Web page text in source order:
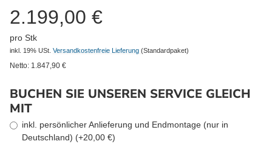
2.199,00 €
pro Stk
inkl. 19% USt. Versandkostenfreie Lieferung (Standardpaket)
Netto: 1.847,90 €
BUCHEN SIE UNSEREN SERVICE GLEICH
MIT
inkl. persönlicher Anlieferung und Endmontage (nur in
Deutschland) (+20,00 €)